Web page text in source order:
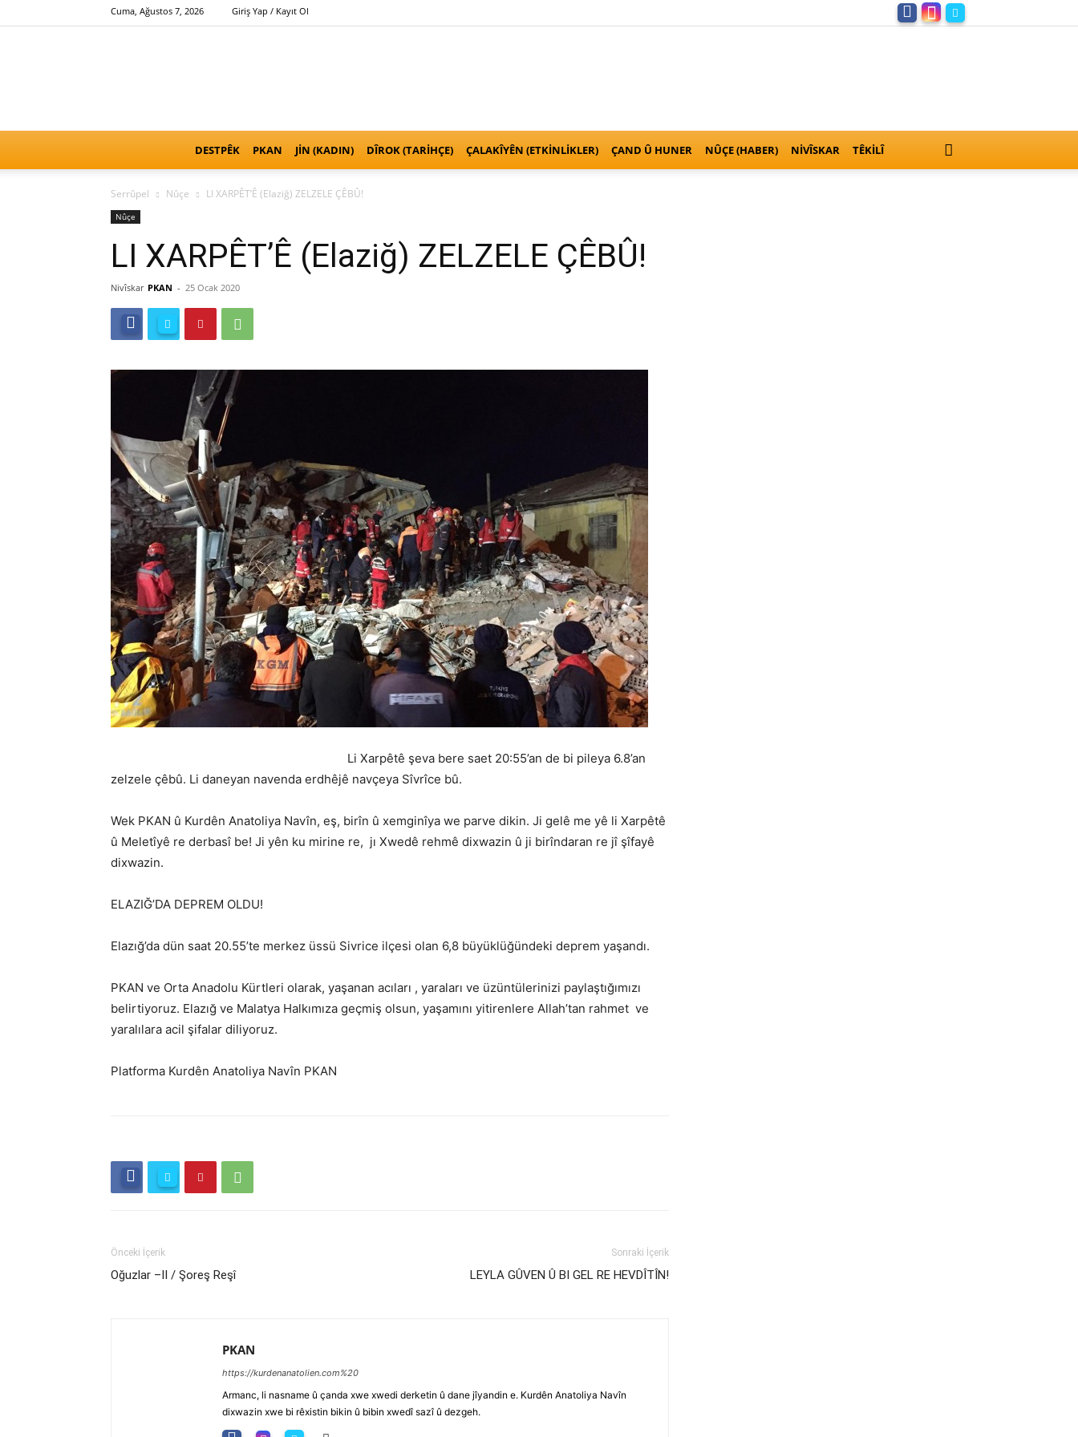
Cuma, Ağustos 7, 2026 Giriş Yap / Kayıt Ol
Kurden
DESTPÊK PKAN JİN (KADIN) DÎROK (TARİHÇE) ÇALAKÎYÊN (ETKINLIKLER) ÇAND Û HUNER NÛÇE (HABER) NIVÎSKAR TÊKILÎ
Serrûpel Nûçe LI XARPÊT’Ê (Elaziğ) ZELZELE ÇÊBÛ!
Nûçe
LI XARPÊT’Ê (Elaziğ) ZELZELE ÇÊBÛ!
Nivîskar PKAN - 25 Ocak 2020
Li Xarpêtê şeva bere saet 20:55’an de bi pileya 6.8’an
zelzele çêbû. Li daneyan navenda erdhêjê navçeya Sîvrîce bû.
Wek PKAN û Kurdên Anatoliya Navîn, eş, birîn û xemginîya we parve dikin. Ji gelê me yê li Xarpêtê
û Meletîyê re derbasî be! Ji yên ku mirine re, jı Xwedê rehmê dixwazin û ji birîndaran re jî şîfayê
dixwazin.
ELAZIĞ’DA DEPREM OLDU!
Elazığ’da dün saat 20.55’te merkez üssü Sivrice ilçesi olan 6,8 büyüklüğündeki deprem yaşandı.
PKAN ve Orta Anadolu Kürtleri olarak, yaşanan acıları , yaraları ve üzüntülerinizi paylaştığımızı
belirtiyoruz. Elazığ ve Malatya Halkımıza geçmiş olsun, yaşamını yitirenlere Allah’tan rahmet ve
yaralılara acil şifalar diliyoruz.
Platforma Kurdên Anatoliya Navîn PKAN
Önceki İçerik
Oğuzlar –II / Şoreş Reşî
Sonraki İçerik
LEYLA GÛVEN Û BI GEL RE HEVDÎTÎN!
PKAN
https://kurdenanatolien.com%20
Armanc, li nasname û çanda xwe xwedi derketin û dane jîyandin e. Kurdên Anatoliya Navîn
dixwazin xwe bi rêxistin bikin û bibin xwedî sazî û dezgeh.